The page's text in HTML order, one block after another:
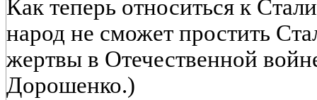
Как теперь относиться к
народ не сможет простить
жертвы в Отечественной
Дорошенко.)